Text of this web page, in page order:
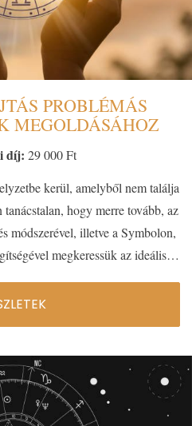
PROBLÉMÁS
MEGOLDÁSÁHOZ
díj: 29 000 Ft
kerül, amelyből nem találja
hogy merre tovább, az
módszerével, illetve a Symbolon,
megkeressük az ideális
Önnek